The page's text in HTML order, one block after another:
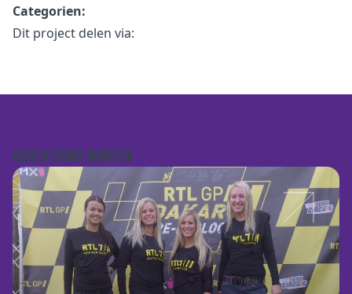
Categorien:
Dit project delen via:
GERELATEERDE DIENSTEN